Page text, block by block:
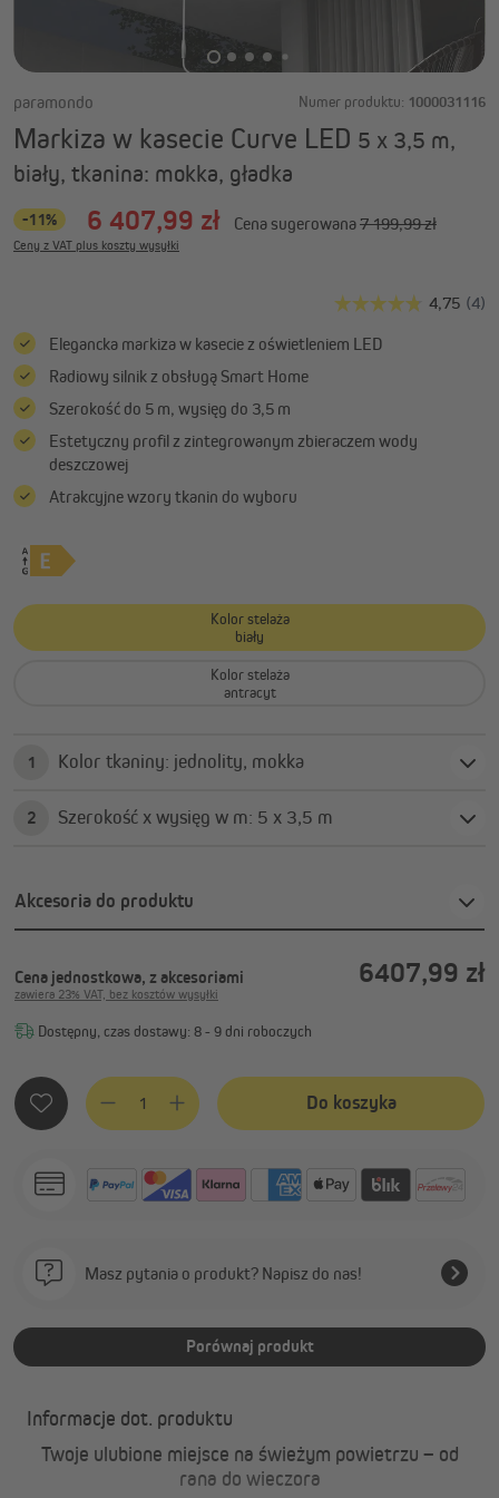
paramondo Numer produktu: 1000031116
Markiza w kasecie Curve LED 5 x 3,5 m,
biały, tkanina: mokka, gładka
-11% 6 407,99 zł Cena sugerowana7 199,99 zł
Ceny z VAT plus koszty wysyłki
Elegancka markiza w kasecie z oświetleniem LED
Radiowy silnik z obsługą Smart Home
Szerokość do 5 m, wysięg do 3,5 m
Estetyczny profil z zintegrowanym zbieraczem wody
deszczowej
Atrakcyjne wzory tkanin do wyboru
Kolor stelaża
biały
Kolor stelaża
antracyt
1 Kolor tkaniny: jednolity, mokka
2 Szerokość x wysięg w m: 5 x 3,5 m
Akcesoria do produktu
Cena jednostkowa, z akcesoriami 6407,99 zł
zawiera 23% VAT, bez kosztów wysyłki
Dostępny, czas dostawy: 8 - 9 dni roboczych
Ilość produktu: Wprowadź żądaną ilość lub użyj
Do koszyka
Masz pytania o produkt? Napisz do nas!
Porównaj produkt
Informacje dot. produktu
Twoje ulubione miejsce na świeżym powietrzu – od
rana do wieczora